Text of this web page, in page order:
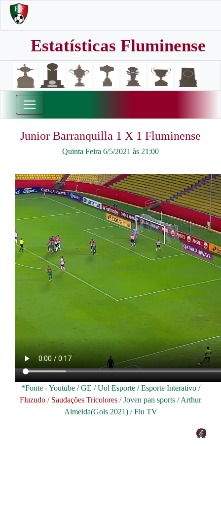
Estatísticas Fluminense
Junior Barranquilla 1 X 1 Fluminense
Quinta Feira 6/5/2021 às 21:00
*Fonte - Youtube / GE / Uol Esporte / Esporte Interativo /
Fluzudo / Saudações Tricolores / Joven pan sports / Arthur
Almeida(Gols 2021) / Flu TV